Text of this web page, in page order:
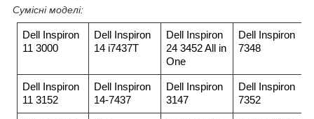
Сумісні моделі:
Dell Inspiron
11 3000
Dell Inspiron
14 i7437T
Dell Inspiron
24 3452 All in
One
Dell Inspiron
7348
Dell Inspiron
11 3152
Dell Inspiron
14-7437
Dell Inspiron
3147
Dell Inspiron
7352